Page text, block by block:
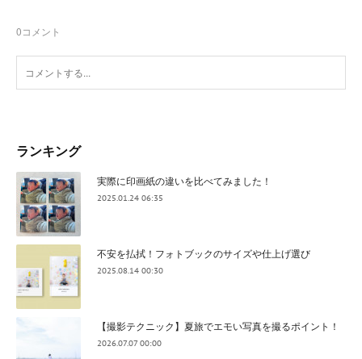
0コメント
ランキング
実際に印画紙の違いを比べてみました！
2025.01.24 06:35
不安を払拭！フォトブックのサイズや仕上げ選び
2025.08.14 00:30
【撮影テクニック】夏旅でエモい写真を撮るポイント！
2026.07.07 00:00